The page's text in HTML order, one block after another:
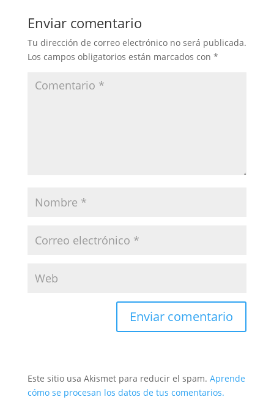
Enviar comentario
Tu dirección de correo electrónico no será publicada.
Los campos obligatorios están marcados con *
Este sitio usa Akismet para reducir el spam. Aprende
cómo se procesan los datos de tus comentarios.